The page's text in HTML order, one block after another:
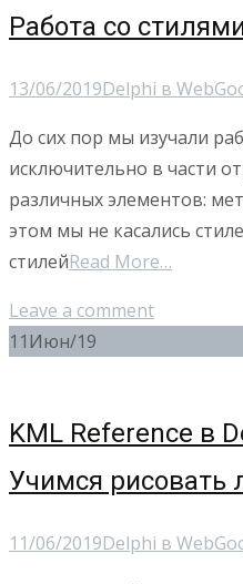
Работа со
13/06/2019Delphi в Web
До сих пор мы изучали
исключительно в части
различных элементов:
этом мы не касались
стилейRead More…
Leave a comment
11Июн/19
KML Reference в
Учимся рисовать
11/06/2019Delphi в Web